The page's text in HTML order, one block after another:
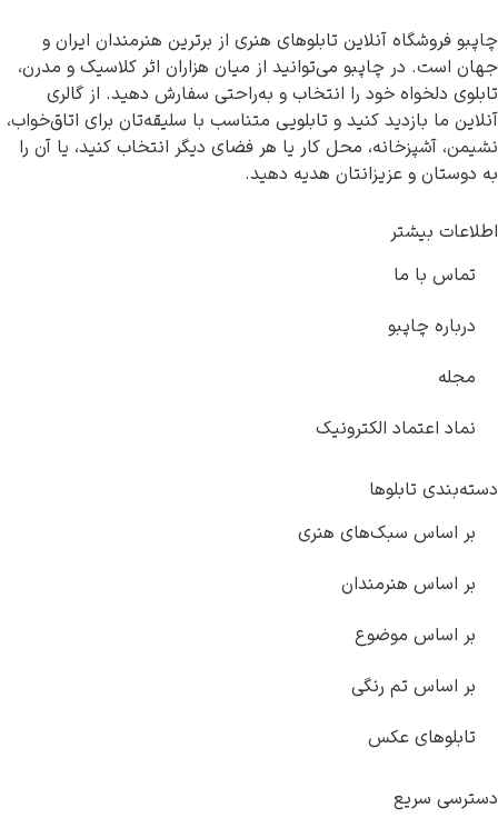
آنلاین تابلوهای هنری از برترین هنرمندان ایران و
چاپبو می‌توانید از میان هزاران اثر کلاسیک و مدرن،
خود را انتخاب و به‌راحتی سفارش دهید. از گالری
کنید و تابلویی متناسب با سلیقه‌تان برای اتاق‌خواب،
محل کار یا هر فضای دیگر انتخاب کنید، یا آن را
هدیه دهید.
الکترونیک
هنری
رنگی
عکس